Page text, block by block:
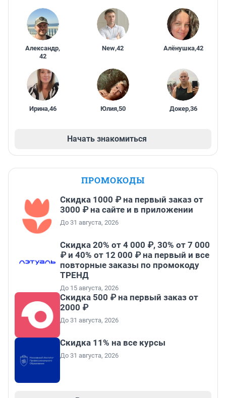
Александр,
42
New,42 Алёнушка,42
Ирина,46 Юлия,50 Докер,36
Начать знакомиться
ПРОМОКОДЫ
Скидка 1000 ₽ на первый заказ от
3000 ₽ на сайте и в приложении
До 31 августа, 2026
Скидка 20% от 4 000 ₽, 30% от 7 000
₽ и 40% от 12 000 ₽ на первый и все
повторные заказы по промокоду
ТРЕНД
До 15 августа, 2026
Скидка 500 ₽ на первый заказ от
2000 ₽
До 31 августа, 2026
Скидка 11% на все курсы
До 31 августа, 2026